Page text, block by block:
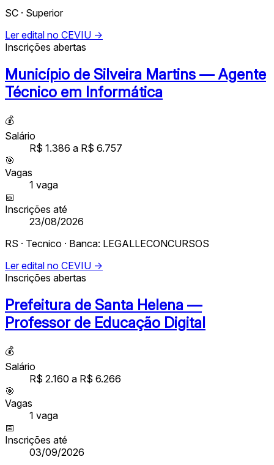
SC · Superior
Ler edital no CEVIU →
Inscrições abertas
Município de Silveira Martins — Agente
Técnico em Informática
💰
Salário
R$ 1.386 a R$ 6.757
🎯
Vagas
1 vaga
📅
Inscrições até
23/08/2026
RS · Tecnico · Banca: LEGALLECONCURSOS
Ler edital no CEVIU →
Inscrições abertas
Prefeitura de Santa Helena —
Professor de Educação Digital
💰
Salário
R$ 2.160 a R$ 6.266
🎯
Vagas
1 vaga
📅
Inscrições até
03/09/2026